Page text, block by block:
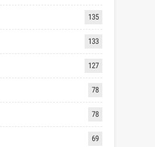
135
133
127
78
78
69